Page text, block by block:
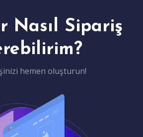
Nasıl Sipariş
hemen oluşturun!